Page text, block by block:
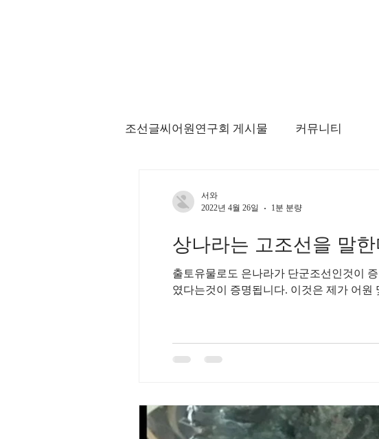
조선글씨어원연구회 게시물 커뮤니티
상나라는 고조선을 말
출토유물로도 은나라가 단군조선인것이 증명
였다는것이 증명됩니다. 이것은 제가 어
서와
2022년 4월 26일
1분 분량